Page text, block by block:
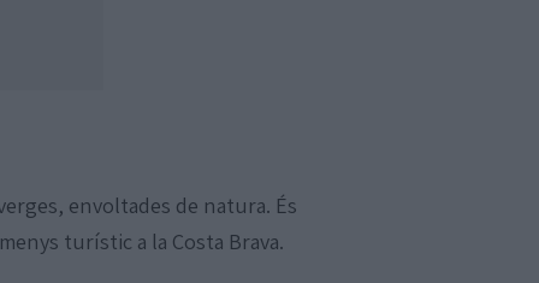
envoltades de natura. És
turístic a la Costa Brava.